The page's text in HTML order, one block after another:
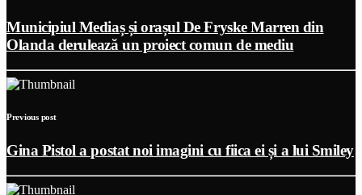
Municipiul Mediaș și orașul De Fryske Marren din
Olanda derulează un proiect comun de mediu
Previous post
Gina Pistol a postat noi imagini cu fiica ei și a lui Smiley